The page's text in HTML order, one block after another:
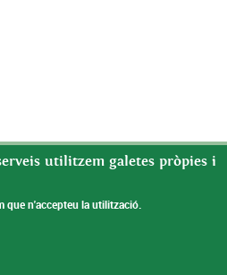
utilitzem galetes pròpies i
que n'accepteu la utilització.